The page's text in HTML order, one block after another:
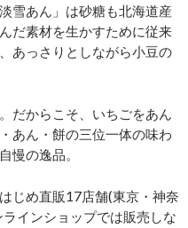
雪あん」は砂糖も北海道産
だ素材を生かすために従来
あっさりとしながら小豆の
だからこそ、いちごをあん
あん・餅の三位一体の味わ
慢の逸品。
じめ直販17店舗(東京・神奈
インショップでは販売しな